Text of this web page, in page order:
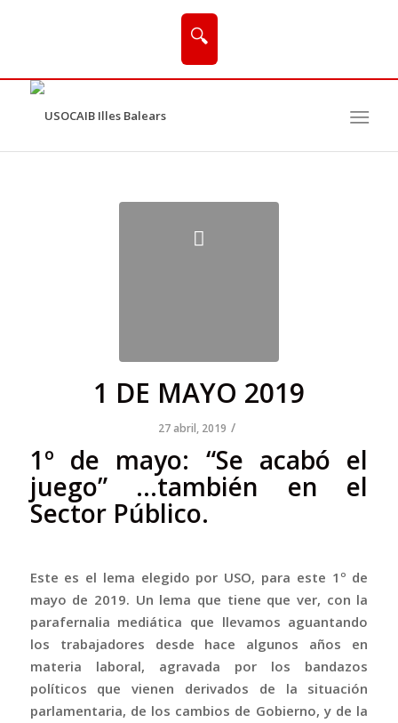
🔍
1 DE MAYO 2019
27 abril, 2019 /
1º de mayo: “Se acabó el
juego” …también en el
Sector Público.
Este es el lema elegido por USO, para este 1º de
mayo de 2019. Un lema que tiene que ver, con la
parafernalia mediática que llevamos aguantando
los trabajadores desde hace algunos años en
materia laboral, agravada por los bandazos
políticos que vienen derivados de la situación
parlamentaria, de los cambios de Gobierno, y de la